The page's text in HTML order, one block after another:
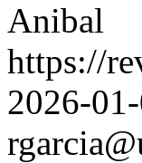
Anibal
https://
2026-